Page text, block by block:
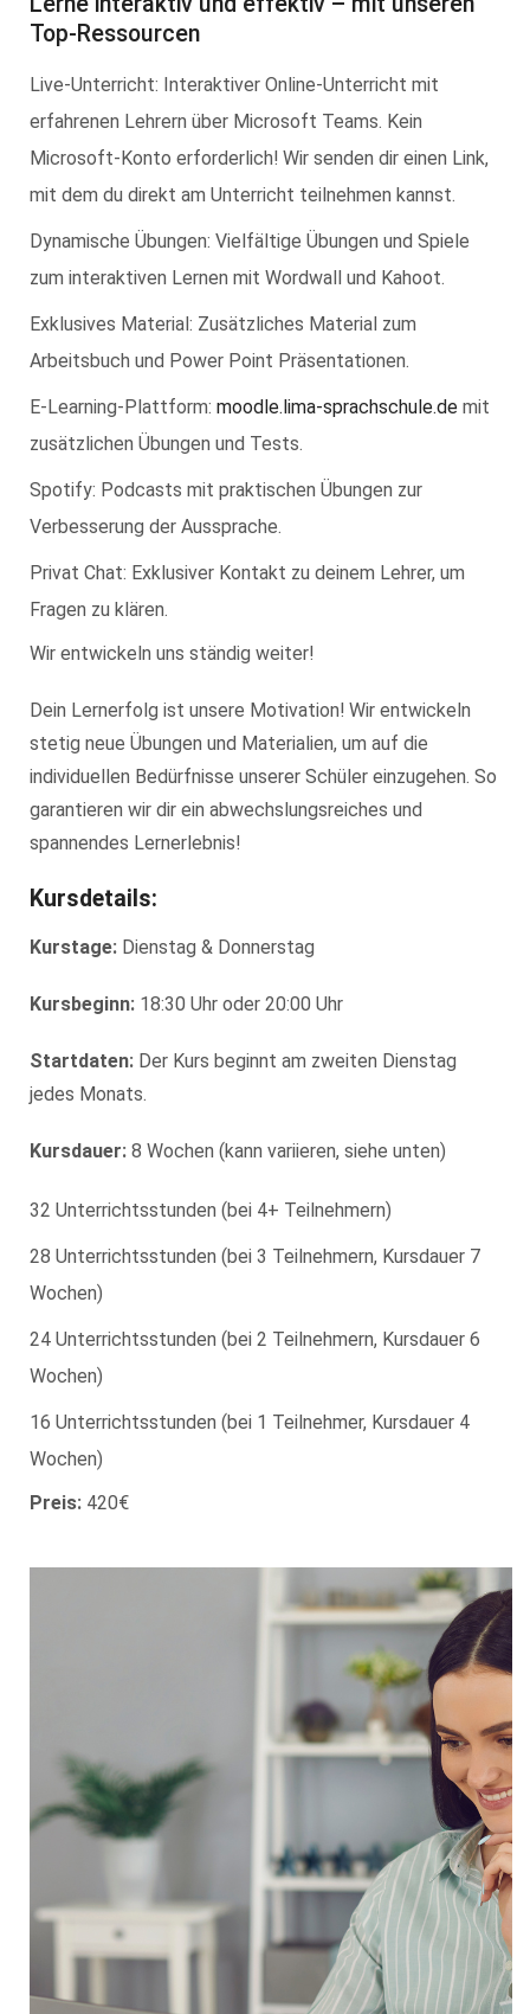
Top-Ressourcen
Live-Unterricht: Interaktiver Online-Unterricht mit
erfahrenen Lehrern über Microsoft Teams. Kein
Microsoft-Konto erforderlich! Wir senden dir einen Link,
mit dem du direkt am Unterricht teilnehmen kannst.
Dynamische Übungen: Vielfältige Übungen und Spiele
zum interaktiven Lernen mit Wordwall und Kahoot.
Exklusives Material: Zusätzliches Material zum
Arbeitsbuch und Power Point Präsentationen.
E-Learning-Plattform: moodle.lima-sprachschule.de mit
zusätzlichen Übungen und Tests.
Spotify: Podcasts mit praktischen Übungen zur
Verbesserung der Aussprache.
Privat Chat: Exklusiver Kontakt zu deinem Lehrer, um
Fragen zu klären.
Wir entwickeln uns ständig weiter!
Dein Lernerfolg ist unsere Motivation! Wir entwickeln
stetig neue Übungen und Materialien, um auf die
individuellen Bedürfnisse unserer Schüler einzugehen. So
garantieren wir dir ein abwechslungsreiches und
spannendes Lernerlebnis!
Kursdetails:
Kurstage: Dienstag & Donnerstag
Kursbeginn: 18:30 Uhr oder 20:00 Uhr
Startdaten: Der Kurs beginnt am zweiten Dienstag
jedes Monats.
Kursdauer: 8 Wochen (kann variieren, siehe unten)
32 Unterrichtsstunden (bei 4+ Teilnehmern)
28 Unterrichtsstunden (bei 3 Teilnehmern, Kursdauer 7
Wochen)
24 Unterrichtsstunden (bei 2 Teilnehmern, Kursdauer 6
Wochen)
16 Unterrichtsstunden (bei 1 Teilnehmer, Kursdauer 4
Wochen)
Preis: 420€